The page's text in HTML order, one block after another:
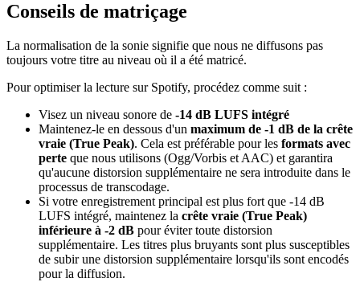
Conseils de matriçage
La normalisation de la sonie signifie que nous ne diffusons pas
toujours votre titre au niveau où il a été matricé.
Pour optimiser la lecture sur Spotify, procédez comme suit :
Visez un niveau sonore de -14 dB LUFS intégré
Maintenez-le en dessous d'un maximum de -1 dB de la crête
vraie (True Peak). Cela est préférable pour les formats avec
perte que nous utilisons (Ogg/Vorbis et AAC) et garantira
qu'aucune distorsion supplémentaire ne sera introduite dans le
processus de transcodage.
Si votre enregistrement principal est plus fort que -14 dB
LUFS intégré, maintenez la crête vraie (True Peak)
inférieure à -2 dB pour éviter toute distorsion
supplémentaire. Les titres plus bruyants sont plus susceptibles
de subir une distorsion supplémentaire lorsqu'ils sont encodés
pour la diffusion.